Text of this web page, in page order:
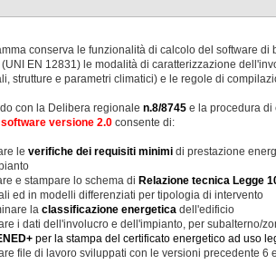
conserva le funzionalità di calcolo del software
EN 12831) le modalità di caratterizzazione
strutture e parametri climatici) e le regole di
con la Delibera regionale n.8/8745 e la procedura
versione 2.0 consente di:
le verifiche dei requisiti minimi di prestazione
e stampare lo schema di Relazione tecnica Legge
ed in modelli differenziati per tipologia di intervento
la classificazione energetica dell'edificio
i dati dell'involucro e dell'impianto, per subalterno/
per la stampa del certificato energetico ad uso
file di lavoro sviluppati con le versioni precedente 6